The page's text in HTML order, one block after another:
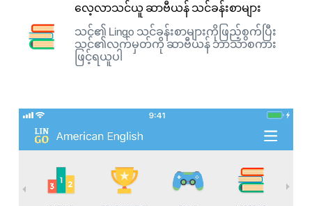
လေ့လာသင်ယူ ဆာဗီယန် သင်ခန်းစာများ
သင်၏ Lingo သင်ခန်းစာများကိုဖြည့်စွက်ပြီး
သင်၏လက်မှတ်ကို ဆာဗီယန် ဘာသာစကား
ဖြင့်ရယူပါ